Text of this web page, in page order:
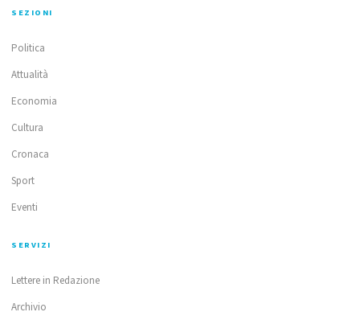
SEZIONI
Politica
Attualità
Economia
Cultura
Cronaca
Sport
Eventi
SERVIZI
Lettere in Redazione
Archivio